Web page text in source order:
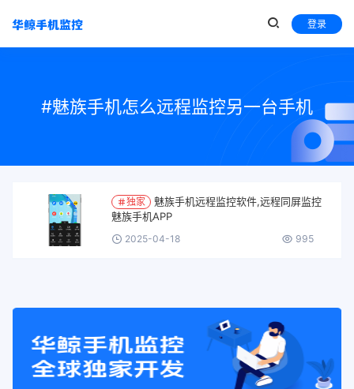
登录
#魅族手机怎么远程监控另一台手机
独家
魅族手机APP
2025-04-18 995